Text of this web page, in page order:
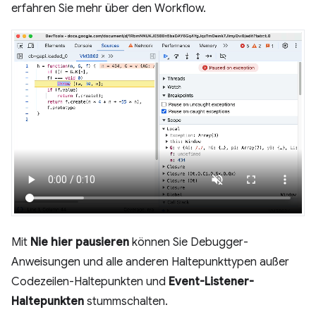
erfahren Sie mehr über den Workflow.
Mit Nie hier pausieren können Sie Debugger-
Anweisungen und alle anderen Haltepunkttypen außer
Codezeilen-Haltepunkten und Event-Listener-
Haltepunkten stummschalten.